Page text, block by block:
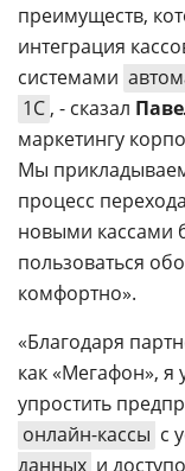
преимуществ,
интеграция
системами
1С , - сказал
маркетингу
Мы
процесс
новыми кассами
пользоваться
комфортно».
«Благодаря
как «Мегафон»,
упростить
онлайн-кассы с
данных и